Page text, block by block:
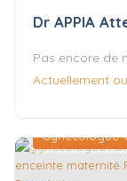
Dr APPIA
Pas encore de
Actuellement
Gynécologue-